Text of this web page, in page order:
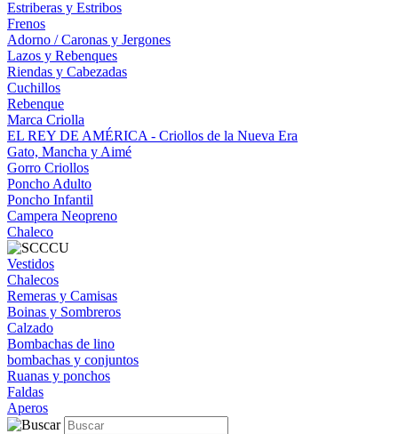
Estriberas y Estribos
Frenos
Adorno / Caronas y Jergones
Lazos y Rebenques
Riendas y Cabezadas
Cuchillos
Rebenque
Marca Criolla
EL REY DE AMÉRICA - Criollos de la Nueva Era
Gato, Mancha y Aimé
Gorro Criollos
Poncho Adulto
Poncho Infantil
Campera Neopreno
Chaleco
Vestidos
Chalecos
Remeras y Camisas
Boinas y Sombreros
Calzado
Bombachas de lino
bombachas y conjuntos
Ruanas y ponchos
Faldas
Aperos